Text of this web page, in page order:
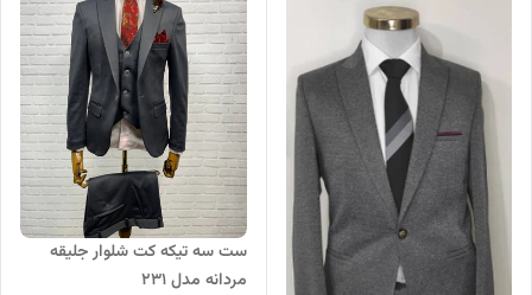
ست سه تیکه کت شلوار جلیقه
مردانه مدل 231